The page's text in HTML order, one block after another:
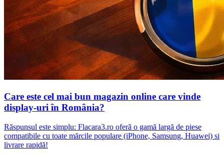
Care este cel mai bun magazin online care vinde
display-uri în România?
Răspunsul este simplu: Flacara3.ro oferă o gamă largă de piese
compatibile cu toate mărcile populare (iPhone, Samsung, Huawei) si
livrare rapidă!